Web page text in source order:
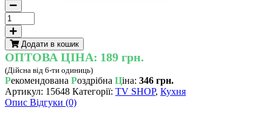
ЛІД
Силіконовий
лоток,
складна
коробка
з
льодом
для
дому
Додати в кошик
ОПТОВА ЦІНА: 189 грн.
(Дійсна від 6-ти одиниць)
Рекомендована Роздрібна Ціна: 346 грн.
Артикул: 15648 Категорії: TV SHOP, Кухня
Опис Відгуки (0)